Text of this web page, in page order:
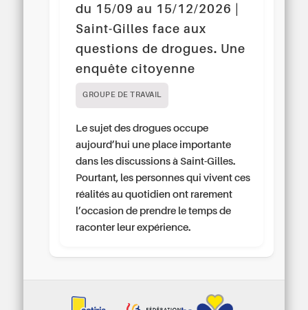
du 15/09 au 15/12/2026 |
Saint-Gilles face aux
questions de drogues. Une
enquête citoyenne
GROUPE DE TRAVAIL
Le sujet des drogues occupe
aujourd’hui une place importante
dans les discussions à Saint-Gilles.
Pourtant, les personnes qui vivent ces
réalités au quotidien ont rarement
l’occasion de prendre le temps de
raconter leur expérience.